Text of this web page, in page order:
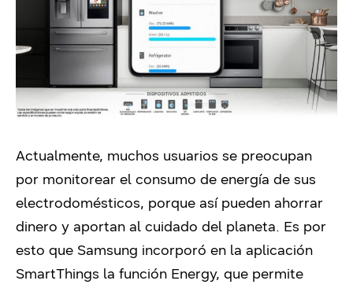
Actualmente, muchos usuarios se preocupan
por monitorear el consumo de energía de sus
electrodomésticos, porque así pueden ahorrar
dinero y aportan al cuidado del planeta. Es por
esto que Samsung incorporó en la aplicación
SmartThings la función Energy, que permite